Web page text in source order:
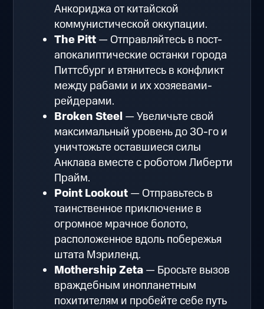
Анкориджа от китайской
коммунистической оккупации.
The Pitt— Отправляйтесь в пост-
апокалиптические останки города
Питтсбург и втянитесь в конфликт
между рабами и их хозяевами-
рейдерами.
Broken Steel— Увеличьте свой
максимальный уровень до 30-го и
уничтожьте оставшиеся силы
Анклава вместе с роботом Либерти
Прайм.
Point Lookout— Отправьтесь в
таинственное приключение в
огромное мрачное болото,
расположенное вдоль побережья
штата Мэриленд.
Mothership Zeta— Бросьте вызов
враждебным инопланетным
похитителям и пробейте себе путь